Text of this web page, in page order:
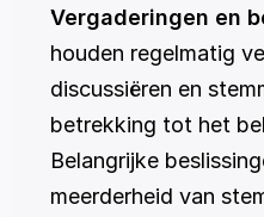
Vergaderingen en
houden regelmatig
discussiëren en
betrekking tot het
Belangrijke
meerderheid van